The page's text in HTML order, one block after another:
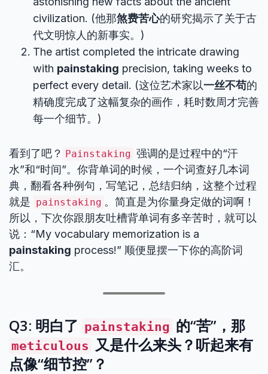
civilization. (他那煞费苦心的研究揭示了关于古
代文明惊人的新事实。)
The artist completed the intricate drawing
with painstaking precision, taking weeks to
perfect every detail. (这位艺术家以一丝不苟的
精确度完成了这幅复杂的画作，耗时数周才完善
每一个细节。)
看到了吧？ Painstaking 强调的是过程中的“汗
水”和“时间”。你背单词的时候，一个词查好几本词
典，翻看各种例句，写笔记，总结归纳，这整个过程
就是 painstaking 。简直是为你量身定做的词啊！
所以，下次你跟朋友吐槽背单词有多辛苦时，就可以
说：“My vocabulary memorization is a
painstaking process!” 顺便显摆一下你的高阶词
汇。
Q3: 明白了 painstaking 的“苦”，那
meticulous 又是什么来头？听起来有
点像“细节控”？